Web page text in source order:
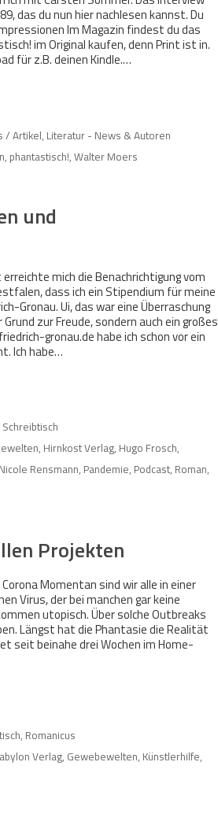
das du nun hier nachlesen kannst. Du
Im Magazin findest du das
im Original kaufen, denn Print ist in.
für z.B. deinen Kindle.…
/ Artikel, Literatur - News & Autoren
, phantastisch!,Walter Moers
und
mich die Benachrichtigung vom
dass ich ein Stipendium für meine
Gronau. Ui, das war eine Überraschung
zur Freude, sondern auch ein großes
gronau.de habe ich schon vor ein
Ich habe…
, Hirnkost Verlag, Hugo Frosch,
Nicole Rensmann, Pandemie, Podcast, Roman,
Projekten
Momentan sind wir alle in einer
Virus, der bei manchen gar keine
utopisch. Über solche Outbreaks
Längst hat die Phantasie die Realität
seit beinahe drei Wochen im Home-
, Romanicus
Verlag, Gewebewelten, Künstlerhilfe,